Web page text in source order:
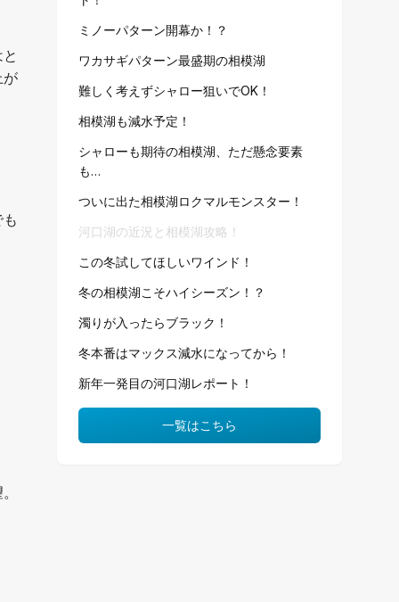
が
ミノーパターン開幕か！？
ワカサギパターン最盛期の相模湖
難しく考えずシャロー狙いでOK！
相模湖も減水予定！
シャローも期待の相模湖、ただ懸念要素
も…
ついに出た相模湖ロクマルモンスター！
河口湖の近況と相模湖攻略！
この冬試してほしいワインド！
冬の相模湖こそハイシーズン！？
濁りが入ったらブラック！
冬本番はマックス減水になってから！
新年一発目の河口湖レポート！
一覧はこちら